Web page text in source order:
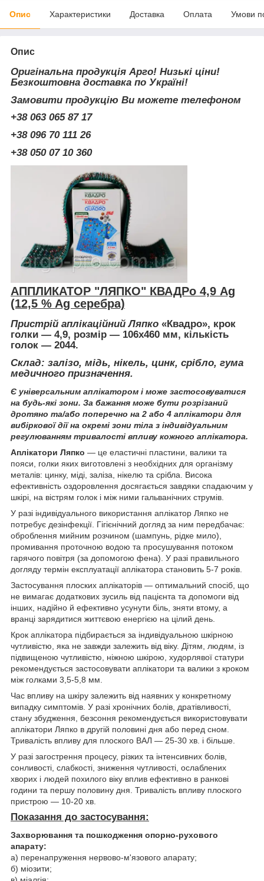
Опис Характеристики Доставка Оплата Умови
Опис
Оригінальна продукція Арго! Низькі ціни!
Безкоштовна доставка по Україні!
Замовити продукцію Ви можете телефоном
+38 063 065 87 17
+38 096 70 111 26
+38 050 07 10 360
АППЛИКАТОР "ЛЯПКО" КВАДРo 4,9 Ag
(12,5 % Ag серебра)
Пристрій аплікаційний Ляпко «Квадро», крок
голки — 4,9, розмір — 106х460 мм, кількість
голок — 2044.
Склад: залізо, мідь, нікель, цинк, срібло, гума
медичного призначення.
Є універсальним аплікатором і може застосовуватися
на будь-які зони. За бажання може бути розрізаний
дротяно та/або поперечно на 2 або 4 аплікатори для
вибіркової дії на окремі зони тіла з індивідуальним
регулюванням тривалості впливу кожного аплікатора.
Аплікатори Ляпко — це еластичні пластини, валики та
пояси, голки яких виготовлені з необхідних для організму
металів: цинку, міді, заліза, нікелю та срібла. Висока
ефективність оздоровлення досягається завдяки спадаючим у
шкірі, на вістрям голок і між ними гальванічних струмів.
У разі індивідуального використання аплікатор Ляпко не
потребує дезінфекції. Гігієнічний догляд за ним передбачає:
оброблення мийним розчином (шампунь, рідке мило),
промивання проточною водою та просушування потоком
гарячого повітря (за допомогою фена). У разі правильного
догляду термін експлуатації аплікатора становить 5-7 років.
Застосування плоских аплікаторів — оптимальний спосіб, що
не вимагає додаткових зусиль від пацієнта та допомоги від
інших, надійно й ефективно усунути біль, зняти втому, а
вранці зарядитися життєвою енергією на цілий день.
Крок аплікатора підбирається за індивідуальною шкірною
чутливістю, яка не завжди залежить від віку. Дітям, людям, із
підвищеною чутливістю, ніжною шкірою, худорлявої статури
рекомендується застосовувати аплікатори та валики з кроком
між голками 3,5-5,8 мм.
Час впливу на шкіру залежить від наявних у конкретному
випадку симптомів. У разі хронічних болів, дратівливості,
стану збудження, безсоння рекомендується використовувати
аплікатори Ляпко в другій половині дня або перед сном.
Тривалість впливу для плоского ВАЛ — 25-30 хв. і більше.
У разі загострення процесу, різких та інтенсивних болів,
сонливості, слабкості, зниження чутливості, ослаблених
хворих і людей похилого віку вплив ефективно в ранкові
години та першу половину дня. Тривалість впливу плоского
пристрою — 10-20 хв.
Показання до застосування:
Захворювання та пошкодження опорно-рухового
апарату:
а) перенапруження нервово-м'язового апарату;
б) міозити;